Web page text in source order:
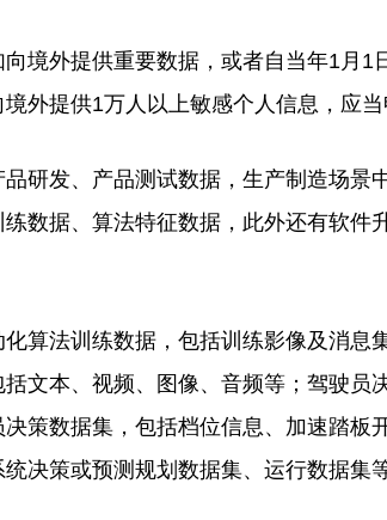
外提供重要数据，或者自当年1月1
外提供1万人以上敏感个人信息，应当
发、产品测试数据，生产制造场景
数据、算法特征数据，此外还有软件
法训练数据，包括训练影像及消息
文本、视频、图像、音频等；驾驶员
策数据集，包括档位信息、加速踏板
决策或预测规划数据集、运行数据集等